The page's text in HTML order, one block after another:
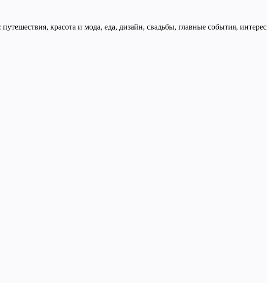
красота и мода, еда, дизайн, свадьбы, главные события,